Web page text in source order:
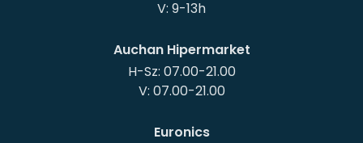
Auchan Hipermarket
H-Sz: 07.00-21.00
V: 07.00-21.00
Euronics